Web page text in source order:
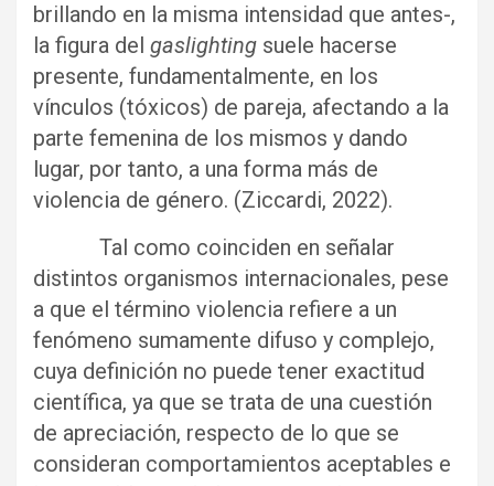
brillando en la misma intensidad que antes-,
la figura del gaslighting suele hacerse
presente, fundamentalmente, en los
vínculos (tóxicos) de pareja, afectando a la
parte femenina de los mismos y dando
lugar, por tanto, a una forma más de
violencia de género. (Ziccardi, 2022).
Tal como coinciden en señalar
distintos organismos internacionales, pese
a que el término violencia refiere a un
fenómeno sumamente difuso y complejo,
cuya definición no puede tener exactitud
científica, ya que se trata de una cuestión
de apreciación, respecto de lo que se
consideran comportamientos aceptables e